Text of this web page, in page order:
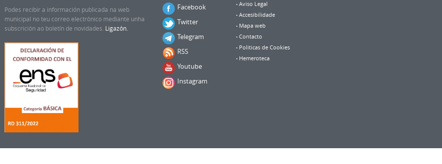
Podes recibir a información publicada na web
municipal no teu correo electrónico mediante unha
subscrición ao boletín de novidades. Ligazón.
Facebook
Twitter
Telegram
RSS
Youtube
Instagram
Aviso Legal
Accesibilidade
Mapa web
Contacto
Politicas de Cookies
Hemeroteca